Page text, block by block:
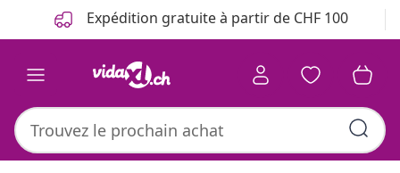
Précédent Expédition gratuite à partir de CHF 100